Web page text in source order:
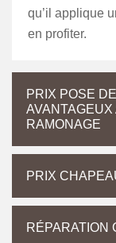
qu’il applique
en profiter.
PRIX POSE
AVANTAGEUX
RAMONAGE
PRIX
RÉPARATION